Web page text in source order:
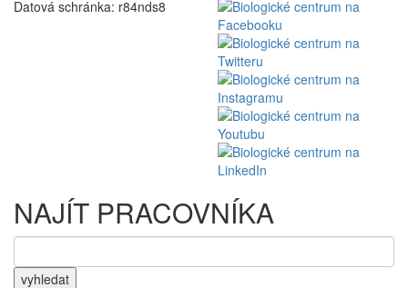
Datová schránka: r84nds8
NAJÍT PRACOVNÍKA
vyhledat